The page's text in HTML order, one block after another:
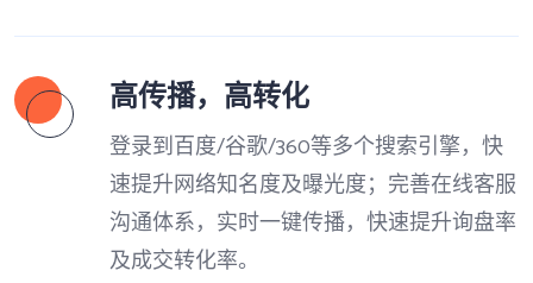
高传播，高转化
登录到百度/谷歌/360等多个搜索引擎，快
速提升网络知名度及曝光度；完善在线客服
沟通体系，实时一键传播，快速提升询盘率
及成交转化率。